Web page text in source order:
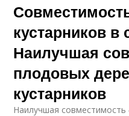
Смородины по годам
Смородины от
почкового клеща
кустарников в
Наилучшая
плодовых
кустарников
Наилучшая совместимость